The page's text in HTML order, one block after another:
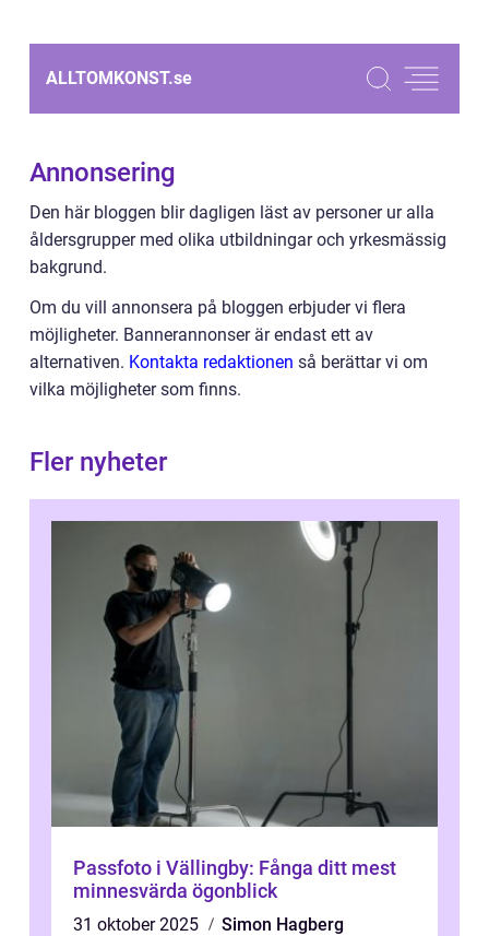
ALLTOMKONST.se
Annonsering
Den här bloggen blir dagligen läst av personer ur alla
åldersgrupper med olika utbildningar och yrkesmässig
bakgrund.
Om du vill annonsera på bloggen erbjuder vi flera
möjligheter. Bannerannonser är endast ett av
alternativen. Kontakta redaktionen så berättar vi om
vilka möjligheter som finns.
Fler nyheter
Passfoto i Vällingby: Fånga ditt mest
minnesvärda ögonblick
31 oktober 2025
Simon Hagberg